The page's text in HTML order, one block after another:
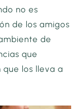
no es
de los amigos
de
que
los lleva a